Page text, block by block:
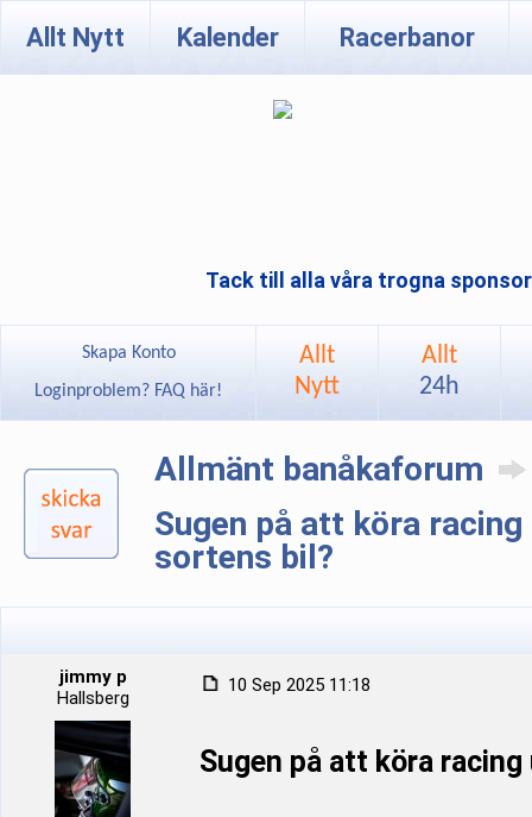
Allt Nytt Kalender Racerbanor
Tack till alla våra trogna
Skapa Konto
Loginproblem? FAQ här!
Allt
Nytt
Allt
24h
Allmänt banåkaforum
Sugen på att köra
sortens bil?
jimmy p
Hallsberg
10 Sep 2025 11:18
Sugen på att köra